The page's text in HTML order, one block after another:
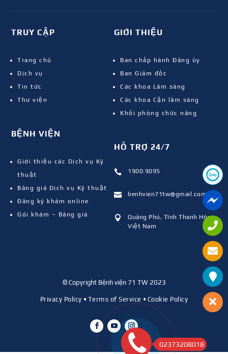
TRUY CẬP
Trang chủ
Dịch vụ
Tin tức
Thư viện
BỆNH VIỆN
Giới thiệu các Dịch vụ Kỹ
thuật
Bảng giá Dịch vụ Kỹ thuật
Đăng ký khám online
Gói khám – Bảng giá
GIỚI THIỆU
Ban chấp hành Đảng ủy
Ban Giám đốc
Các khoa Lâm sàng
Các khoa Cận lâm sàng
Khối phòng chức năng
HỖ TRỢ 24/7
 1900.9095
 benhvien71tw@gmail.com

Quảng Phú, Tỉnh Thanh Hóa,
Việt Nam
© Copyright Bệnh viện 71 TW 2023
Privacy Policy • Terms of Service • Cookie Policy
02373208018